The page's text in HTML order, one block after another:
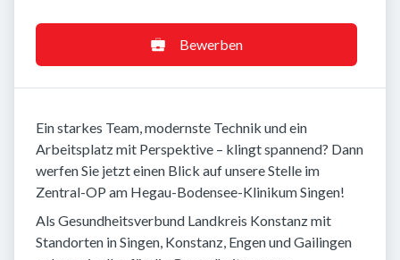
Bewerben
Ein starkes Team, modernste Technik und ein
Arbeitsplatz mit Perspektive – klingt spannend? Dann
werfen Sie jetzt einen Blick auf unsere Stelle im
Zentral-OP am Hegau-Bodensee-Klinikum Singen!
Als Gesundheitsverbund Landkreis Konstanz mit
Standorten in Singen, Konstanz, Engen und Gailingen